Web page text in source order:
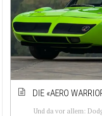
DIE «AERO
Und da vor allem: